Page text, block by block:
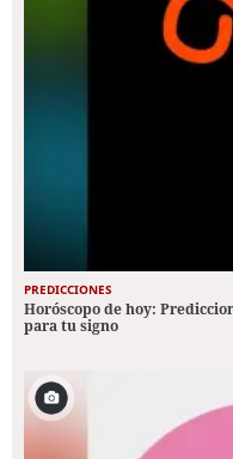
PREDICCIONES
Horóscopo de hoy:
para tu signo